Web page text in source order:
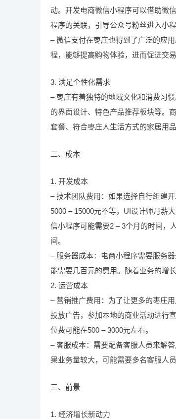
动。开发电商微信小程序可以借助微
程序的关联，引导公众号粉丝进入小
– 微信支付在枣庄也得到了广泛的应
程，能够提高购物体验，进而促进交易
3. 满足个性化需求
– 枣庄有着独特的地域文化和消费习
的界面设计、特色产品推荐板块等。
套餐、符合枣庄人生活方式的家居用品
二、成本
1. 开发成本
– 技术团队费用：如果选择自行组建
5000 – 15000元不等，UI设计师月薪
信小程序可能需要2 – 3个月的时间，
间。
– 服务器成本：电商小程序需要服务
能需要几百元的费用。随着业务的增
2. 运营成本
– 营销推广费用：为了让更多的枣庄
投放广告，参加本地的商业活动进行
位费可能在500 – 3000元左右。
– 客服成本：需要配备客服人员来解
果业务量较大，可能需要多名客服人
三、前景
1. 经济增长新动力